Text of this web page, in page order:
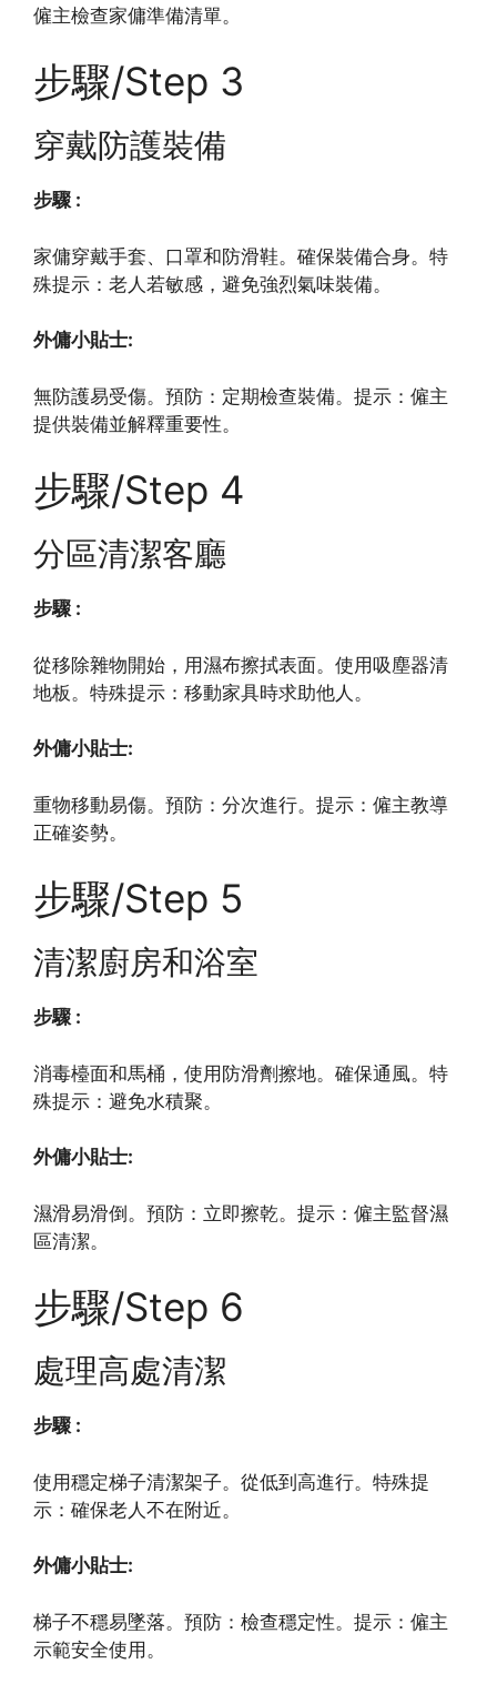
僱主檢查家傭準備清單。
步驟/Step 3
穿戴防護裝備
步驟 :
家傭穿戴手套、口罩和防滑鞋。確保裝備合身。特
殊提示：老人若敏感，避免強烈氣味裝備。
外傭小貼士:
無防護易受傷。預防：定期檢查裝備。提示：僱主
提供裝備並解釋重要性。
步驟/Step 4
分區清潔客廳
步驟 :
從移除雜物開始，用濕布擦拭表面。使用吸塵器清
地板。特殊提示：移動家具時求助他人。
外傭小貼士:
重物移動易傷。預防：分次進行。提示：僱主教導
正確姿勢。
步驟/Step 5
清潔廚房和浴室
步驟 :
消毒檯面和馬桶，使用防滑劑擦地。確保通風。特
殊提示：避免水積聚。
外傭小貼士:
濕滑易滑倒。預防：立即擦乾。提示：僱主監督濕
區清潔。
步驟/Step 6
處理高處清潔
步驟 :
使用穩定梯子清潔架子。從低到高進行。特殊提
示：確保老人不在附近。
外傭小貼士:
梯子不穩易墜落。預防：檢查穩定性。提示：僱主
示範安全使用。